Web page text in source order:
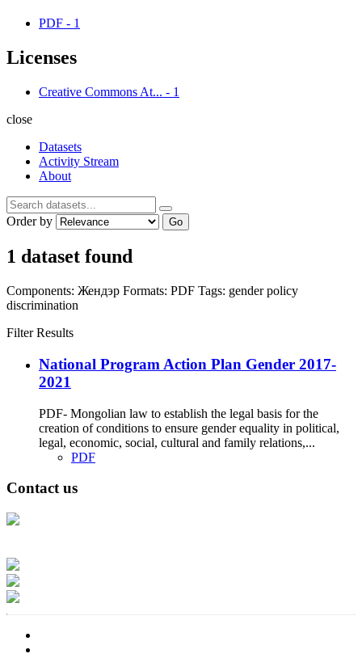
PDF - 1
Licenses
Creative Commons At... - 1
close
Datasets
Activity Stream
About
Order by Go
1 dataset found
Components: Жендэр Formats: PDF Tags: genderpolicy
discrimination
Filter Results
National Program Action Plan Gender 2017-
2021
PDF- Mongolian law to establish the legal basis for the
creation of conditions to ensure gender equality in political,
legal, economic, social, cultural and family relations,...
PDF
Contact us